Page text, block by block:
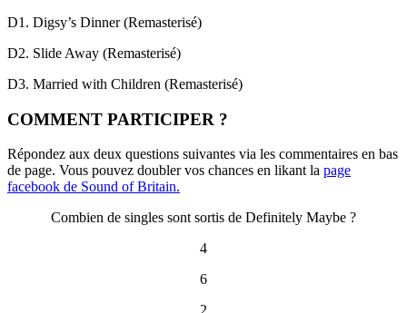
D1. Digsy’s Dinner (Remasterisé)
D2. Slide Away (Remasterisé)
D3. Married with Children (Remasterisé)
COMMENT PARTICIPER ?
Répondez aux deux questions suivantes via les commentaires en bas
de page. Vous pouvez doubler vos chances en likant la page
facebook de Sound of Britain.
Combien de singles sont sortis de Definitely Maybe ?
4
6